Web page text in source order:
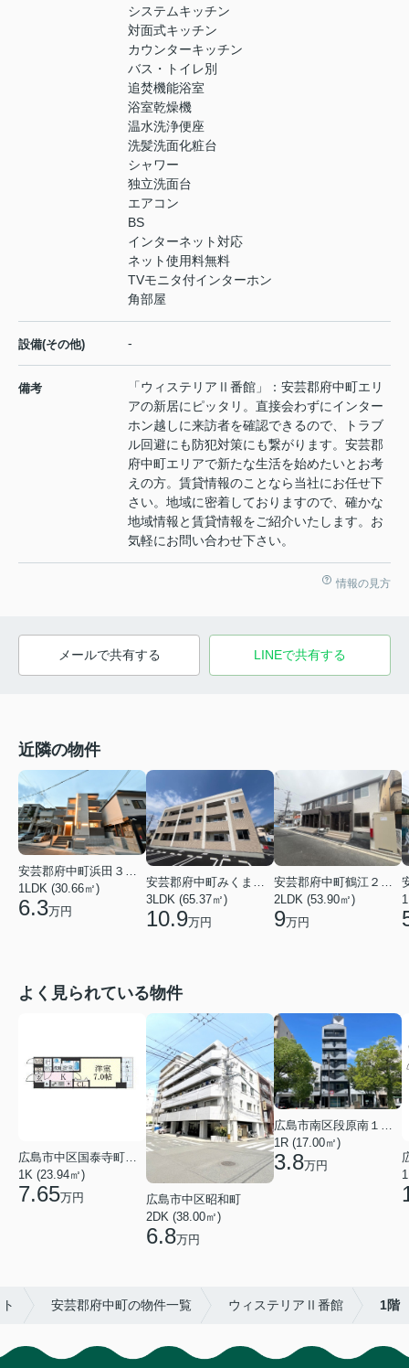
システムキッチン
対面式キッチン
カウンターキッチン
バス・トイレ別
追焚機能浴室
浴室乾燥機
温水洗浄便座
洗髪洗面化粧台
シャワー
独立洗面台
エアコン
BS
インターネット対応
ネット使用料無料
TVモニタ付インターホン
角部屋
設備(その他) -
備考
「ウィステリアⅡ番館」：安芸郡府中町エリ
アの新居にピッタリ。直接会わずにインター
ホン越しに来訪者を確認できるので、トラブ
ル回避にも防犯対策にも繋がります。安芸郡
府中町エリアで新たな生活を始めたいとお考
えの方。賃貸情報のことなら当社にお任せ下
さい。地域に密着しておりますので、確かな
地域情報と賃貸情報をご紹介いたします。お
気軽にお問い合わせ下さい。
情報の見方
メールで共有する LINEで共有する
近隣の物件
安芸郡府中町浜田３丁目
1LDK (30.66㎡)
6.3万円
3LDK (65.37㎡)
10.9万円
2LDK (53.90㎡)
9万円
よく見られている物件
1K (23.94㎡)
7.65万円
広島市中区昭和町
2DK (38.00㎡)
6.8万円
1R (17.00㎡)
3.8万円
安芸郡府中町の物件一覧 ウィステリアⅡ番館 1階